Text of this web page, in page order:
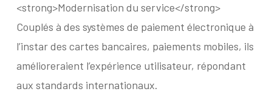
<strong>Modernisation du service</strong>
Couplés à des systèmes de paiement électronique à
l’instar des cartes bancaires, paiements mobiles, ils
amélioreraient l’expérience utilisateur, répondant
aux standards internationaux.